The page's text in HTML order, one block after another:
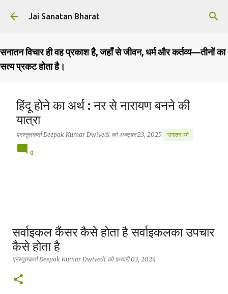
सीधे मुख्य सामग्री पर जाएं
Jai Sanatan Bharat
सनातन विचार ही वह प्रकाश है, जहाँ से जीवन, धर्म और कर्तव्य—तीनों का
सत्य प्रकट होता है।
हिंदू होने का अर्थ : नर से नारायण बनने की
यात्रा
प्रस्तुतकर्ताDeepak Kumar Dwivedi कोअक्टूबर 23, 2025 सनातन धर्म
0
सर्वाइकल कैंसर कैसे होता है सर्वाइकलका उपचार
कैसे होता है
प्रस्तुतकर्ताDeepak Kumar Dwivedi कोफ़रवरी 03, 2024